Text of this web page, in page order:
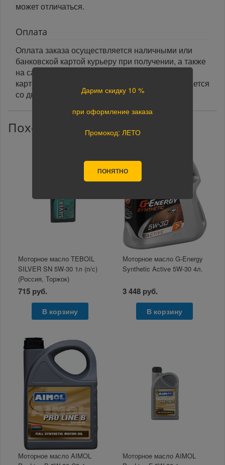
может отличаться.
Оплата
Оплата заказа осуществляется наличными или
банковской картой курьеру при получении, а также
на сайте при оформлении заказа. При оплате
картой на сайте указанный срок доставки считается
со дня поступления оплаты.
Похожие товары
Моторное масло TEBOIL
SILVER SN 5W-30 1л (п/с)
(Россия, Торжок)
715 руб.
В корзину
Моторное масло G-Energy
Synthetic Active 5W-30 4л.
3 448 руб.
В корзину
Моторное масло AIMOL
Моторное масло AIMOL
Дарим скидку 10 %
при оформление заказа
Промокод: ЛЕТО
ПОНЯТНО